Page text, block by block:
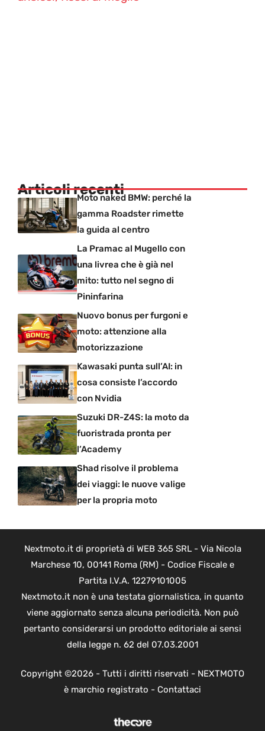
Articoli recentiMoto naked BMW: perché la
gamma Roadster rimette
la guida al centro
La Pramac al Mugello con
una livrea che è già nel
mito: tutto nel segno di
Pininfarina
Nuovo bonus per furgoni e
moto: attenzione alla
motorizzazione
Kawasaki punta sull’AI: in
cosa consiste l’accordo
con Nvidia
Suzuki DR-Z4S: la moto da
fuoristrada pronta per
l’Academy
Shad risolve il problema
dei viaggi: le nuove valige
per la propria moto
Nextmoto.it di proprietà di WEB 365 SRL - Via Nicola
Marchese 10, 00141 Roma (RM) - Codice Fiscale e
Partita I.V.A. 12279101005
Nextmoto.it non è una testata giornalistica, in quanto
viene aggiornato senza alcuna periodicità. Non può
pertanto considerarsi un prodotto editoriale ai sensi
della legge n. 62 del 07.03.2001
Copyright ©2026 - Tutti i diritti riservati - NEXTMOTO
è marchio registrato - Contattaci